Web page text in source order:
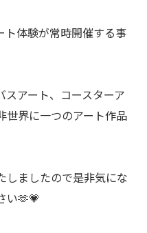
ト体験が常時開催する事
スアート、コースターア
世界に一つのアート作品
しましたので是非気にな
い🫶💗